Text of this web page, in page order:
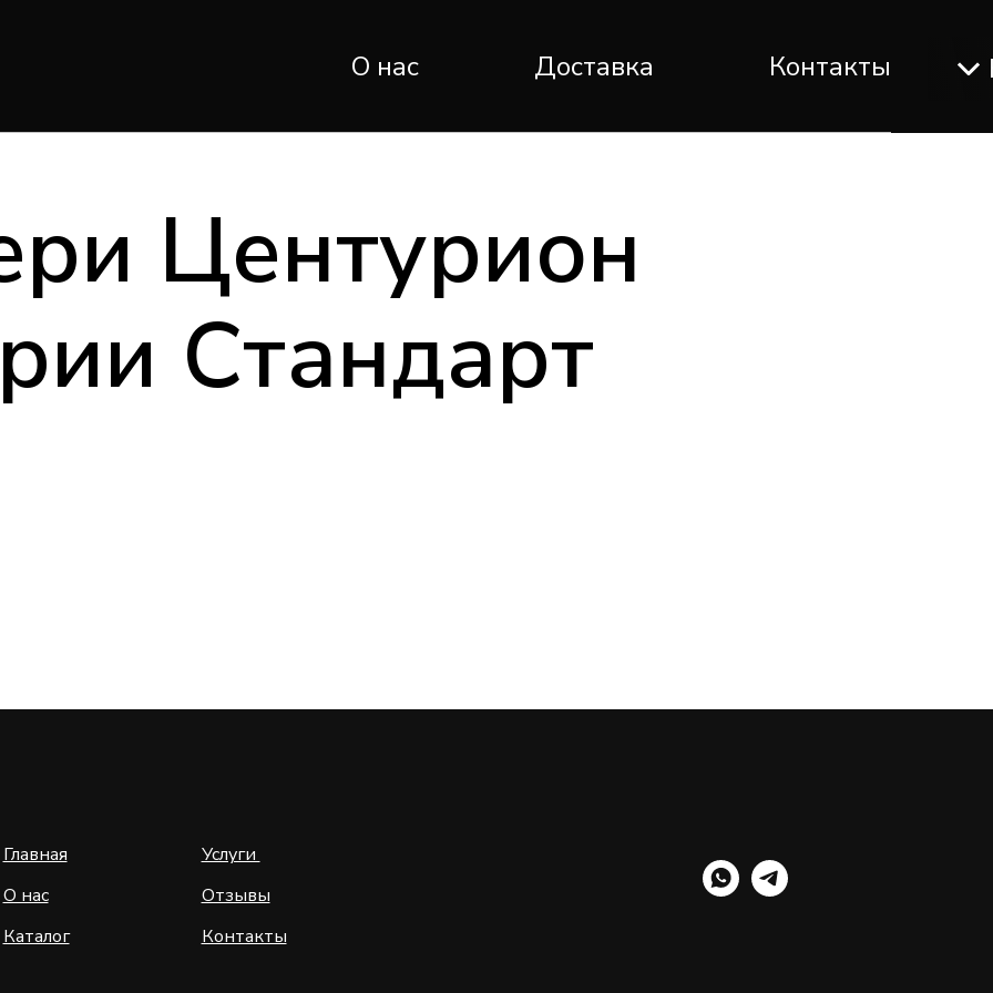
О нас Доставка Контакты
Центурион
Стандарт
Главная
О нас
Каталог
Услуги
Отзывы
Контакты